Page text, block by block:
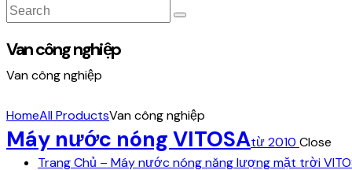
Van công nghiệp
Van công nghiệp
HomeAll ProductsVan công nghiệp
Máy nước nóng VITOSAtừ 2010 Close
Trang Chủ – Máy nước nóng năng lượng mặt trời